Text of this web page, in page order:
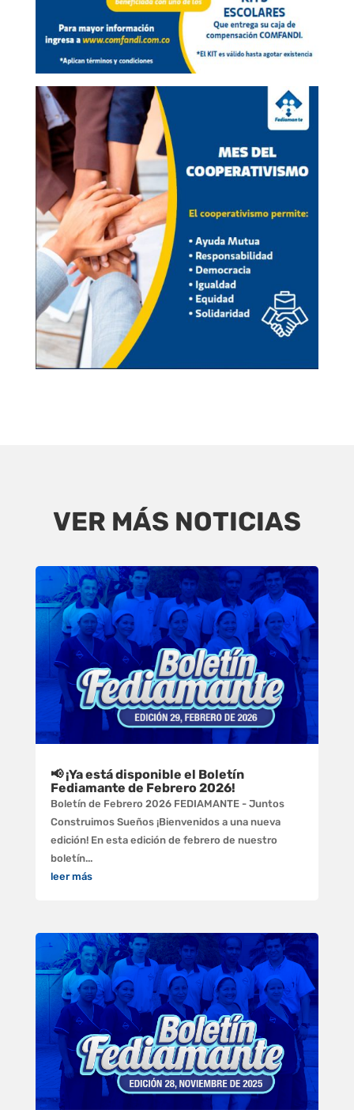
VER MÁS NOTICIAS
📢 ¡Ya está disponible el Boletín
Fediamante de Febrero 2026!
Boletín de Febrero 2026 FEDIAMANTE - Juntos
Construimos Sueños ¡Bienvenidos a una nueva
edición! En esta edición de febrero de nuestro
boletín...
leer más